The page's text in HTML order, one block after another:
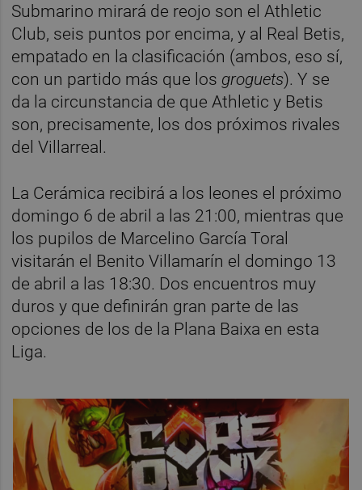
Submarino mirará de reojo son el Athletic
Club, seis puntos por encima, y al Real Betis,
empatado en la clasificación (ambos, eso sí,
con un partido más que los groguets). Y se
da la circunstancia de que Athletic y Betis
son, precisamente, los dos próximos rivales
del Villarreal.
La Cerámica recibirá a los leones el próximo
domingo 6 de abril a las 21:00, mientras que
los pupilos de Marcelino García Toral
visitarán el Benito Villamarín el domingo 13
de abril a las 18:30. Dos encuentros muy
duros y que definirán gran parte de las
opciones de los de la Plana Baixa en esta
Liga.